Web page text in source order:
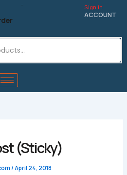
Sign in
ACCOUNT
(sticky)
/April 24, 2018